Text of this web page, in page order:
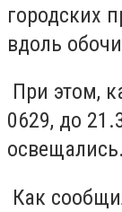
городских
вдоль
При этом,
0629, до
Как